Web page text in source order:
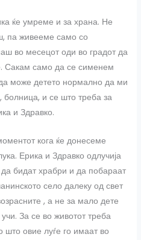
ќе умреме и за храна. Не
па живееме само со
во месецот оди во градот да
Сакам само да се сименем
може детето нормално да ми
и се што треба за
и Здравко.
кога ќе донесеме
Ерика и Здравко одлучија
бидат храбри и да побараат
село далеку од свет
, а не за мало дете
За се во животот треба
што овие луѓе го имаат во